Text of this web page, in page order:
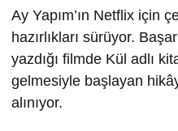
Ay Yapım’ın Netflix için
hazırlıkları sürüyor.
yazdığı filmde Kül adlı
gelmesiyle başlayan
alınıyor.